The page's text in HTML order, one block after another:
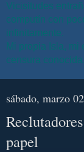
Vicisitudes
computín con
infinitamente.
Mi propia Isla, mi
censura conocida.
sábado, marzo
papel